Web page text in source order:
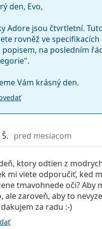
den, Evo,
Adore jsou čtvrtletní.
rovněž ve
popisem, na posledním
Vám krásný den.
pred mesiacom
ktory odtien z
mi viete odporučiť, ked
tmavohnede oči? Aby
ale zaroveň, aby to
za radu :-)